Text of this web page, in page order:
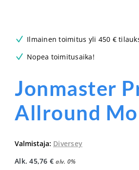
Ilmainen toimitus yli 450 €
Nopea toimitusaika!
Jonmaster
Allround
Valmistaja: Diversey
Alk.45,76 € alv. 0%